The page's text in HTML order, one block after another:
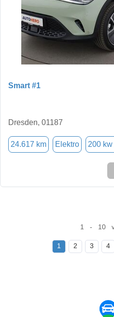
Smart #1
Dresden, 01187
24.617 km Elektro 200
1 - 10
1 2 3 4